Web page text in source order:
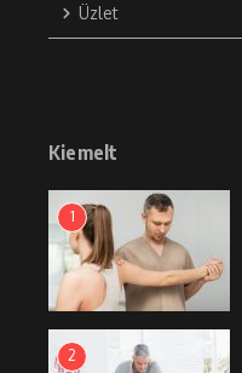
Üzlet
Kiemelt
1
2